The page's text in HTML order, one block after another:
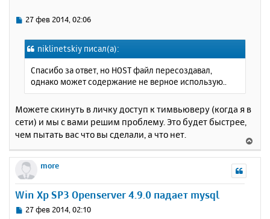
С
о
б
и
е
27 фев 2014, 02:06
niklinetskiy писал(а):
Спасибо за ответ, но HOST файл пересоздавал,
однако может содержание не верное использую..
Можете скинуть в личку доступ к тимвьюверу (когда я в
сети) и мы с вами решим проблему. Это будет быстрее,
чем пытать вас что вы сделали, а что нет.
е
more
Win Xp SP3 Openserver 4.9.0 падает mysql
С27 фев 2014, 02:10